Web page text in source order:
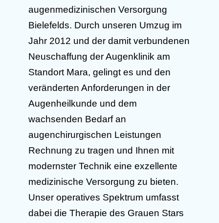
augenmedizinischen Versorgung
Bielefelds. Durch unseren Umzug im
Jahr 2012 und der damit verbundenen
Neuschaffung der Augenklinik am
Standort Mara, gelingt es und den
veränderten Anforderungen in der
Augenheilkunde und dem
wachsenden Bedarf an
augenchirurgischen Leistungen
Rechnung zu tragen und Ihnen mit
modernster Technik eine exzellente
medizinische Versorgung zu bieten.
Unser operatives Spektrum umfasst
dabei die Therapie des Grauen Stars